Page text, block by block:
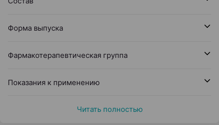
Форма выпуска
Фармакотерапевтическая группа
Показания к применению
Читать полностью